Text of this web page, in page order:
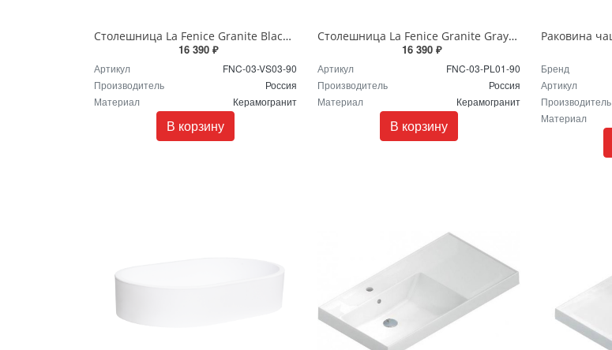
Столешница La Fenice Granite Black Olive Light Lappato 90 чёрная
16 390 ₽
Артикул
FNC-03-VS03-90
Производитель
Россия
Материал
Керамогранит
В корзину
Столешница La Fenice Granite Gray Structural 90 белая
16 390 ₽
Артикул
FNC-03-PL01-90
Производитель
Россия
Материал
Керамогранит
В корзину
Бренд
Артикул
Производитель
Материал